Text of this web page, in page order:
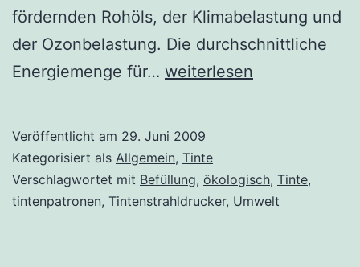
fördernden Rohöls, der Klimabelastung und
der Ozonbelastung. Die durchschnittliche
Energiemenge für… Tintenpatronen
Umwelt
weiterlesen
Veröffentlicht am 29. Juni 2009
Kategorisiert als Allgemein, Tinte
Verschlagwortet mit Befüllung, ökologisch, Tinte,
tintenpatronen, Tintenstrahldrucker, Umwelt